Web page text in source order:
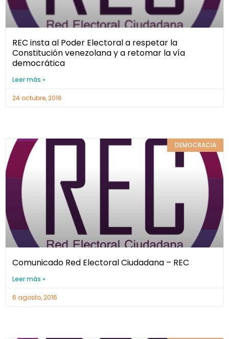
REC insta al Poder Electoral a respetar la
Constitución venezolana y a retomar la vía
democrática
Leer más »
24 octubre, 2016
DEMOCRACIA
Comunicado Red Electoral Ciudadana – REC
Leer más »
6 agosto, 2016